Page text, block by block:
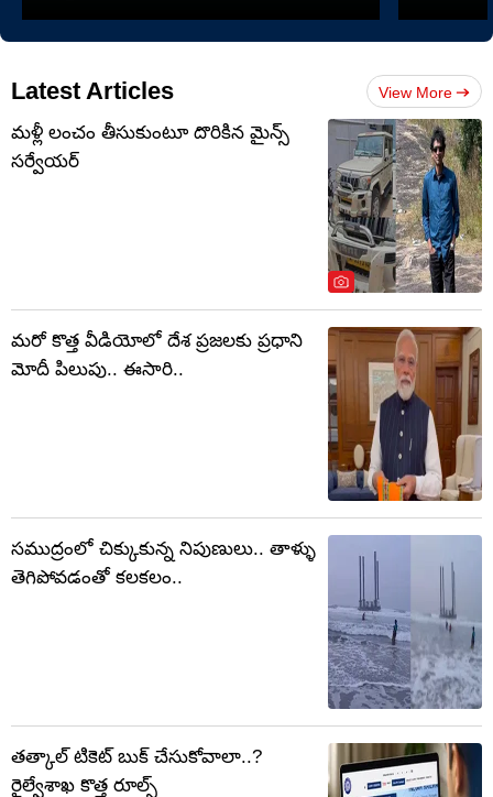
Latest Articles View More
మళ్లీ లంచం తీసుకుంటూ దొరికిన మైన్స్
సర్వేయర్
మరో కొత్త వీడియోలో దేశ ప్రజలకు ప్రధాని
మోదీ పిలుపు.. ఈసారి..
సముద్రంలో చిక్కుకున్న నిపుణులు.. తాళ్ళు
తెగిపోవడంతో కలకలం..
తత్కాల్ టికెట్ బుక్ చేసుకోవాలా..?
రైల్వేశాఖ కొత్త రూల్స్